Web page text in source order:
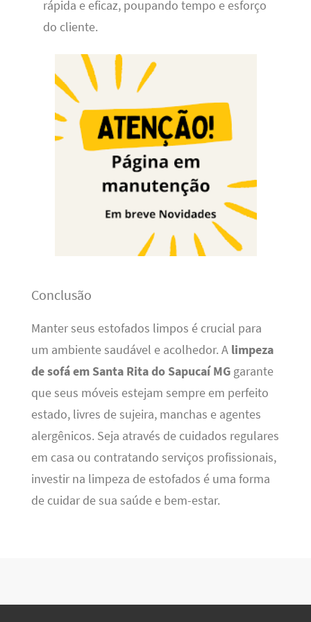
rápida e eficaz, poupando tempo e esforço
do cliente.
Conclusão
Manter seus estofados limpos é crucial para
um ambiente saudável e acolhedor. A limpeza
de sofá em Santa Rita do Sapucaí MGgarante
que seus móveis estejam sempre em perfeito
estado, livres de sujeira, manchas e agentes
alergênicos. Seja através de cuidados regulares
em casa ou contratando serviços profissionais,
investir na limpeza de estofados é uma forma
de cuidar de sua saúde e bem-estar.